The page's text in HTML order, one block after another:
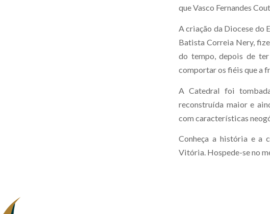
que Vasco Fernandes
A criação da Diocese do
Batista Correia Nery,
do tempo, depois de
comportar os fiéis que a
A Catedral foi
reconstruída maior e
com características
Conheça a história e a
Vitória. Hospede-se no